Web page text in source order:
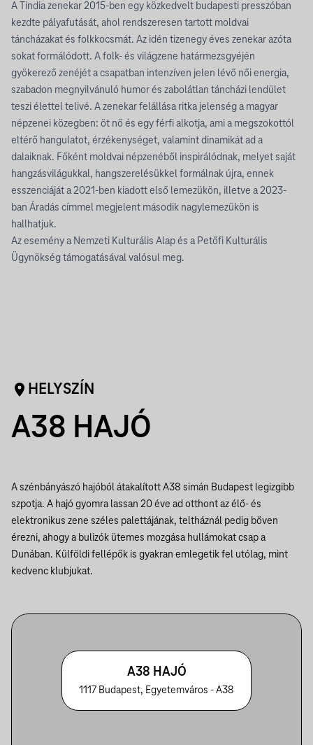
A Tindia zenekar 2015-ben egy közkedvelt budapesti presszóban
kezdte pályafutását, ahol rendszeresen tartott moldvai
táncházakat és folkkocsmát. Az idén tizenegy éves zenekar azóta
sokat formálódott. A folk- és világzene határmezsgyéjén
gyökerező zenéjét a csapatban intenzíven jelen lévő női energia,
szabadon megnyilvánuló humor és zabolátlan táncházi lendület
teszi élettel telivé. A zenekar felállása ritka jelenség a magyar
népzenei közegben: öt nő és egy férfi alkotja, ami a megszokottól
eltérő hangulatot, érzékenységet, valamint dinamikát ad a
dalaiknak. Főként moldvai népzenéből inspirálódnak, melyet saját
hangzásvilágukkal, hangszerelésükkel formálnak újra, ennek
esszenciáját a 2021-ben kiadott első lemezükön, illetve a 2023-
ban Áradás címmel megjelent második nagylemezükön is
hallhatjuk.
Az esemény a Nemzeti Kulturális Alap és a Petőfi Kulturális
Ügynökség támogatásával valósul meg.
HELYSZÍN
A38 HAJÓ
A szénbányászó hajóból átakalított A38 simán Budapest legizgibb
szpotja. A hajó gyomra lassan 20 éve ad otthont az élő- és
elektronikus zene széles palettájának, teltháznál pedig bőven
érezni, ahogy a bulizók ütemes mozgása hullámokat csap a
Dunában. Külföldi fellépők is gyakran emlegetik fel utólag, mint
kedvenc klubjukat.
A38 HAJÓ
1117 Budapest, Egyetemváros - A38